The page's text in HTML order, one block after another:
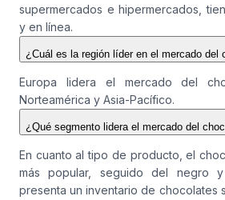
supermercados e hipermercados,
y en línea.
¿Cuál es la región líder en el mercado del
Europa lidera el mercado del
Norteamérica y Asia-Pacífico.
¿Qué segmento lidera el mercado del
En cuanto al tipo de producto, el
más popular, seguido del negro
presenta un inventario de chocolates